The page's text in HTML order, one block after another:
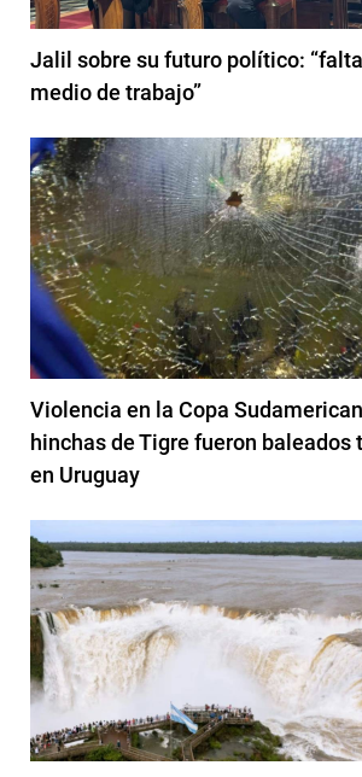
Jalil sobre su futuro político:
medio de trabajo”
Violencia en la Copa
hinchas de Tigre fueron baleados
en Uruguay